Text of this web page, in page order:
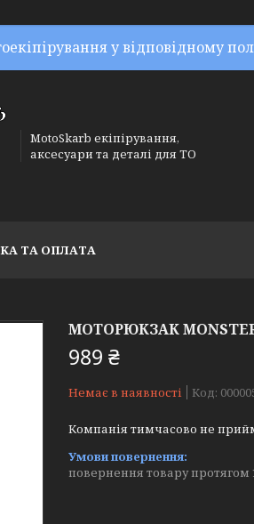
у відповідному
MotoSkarb екіпірування,
аксесуари та деталі для ТО
ТА ОПЛАТА
МОТОРЮКЗАК
989 ₴
Немає в наявності Код:
Компанія тимчасово не
повернення товару протягом